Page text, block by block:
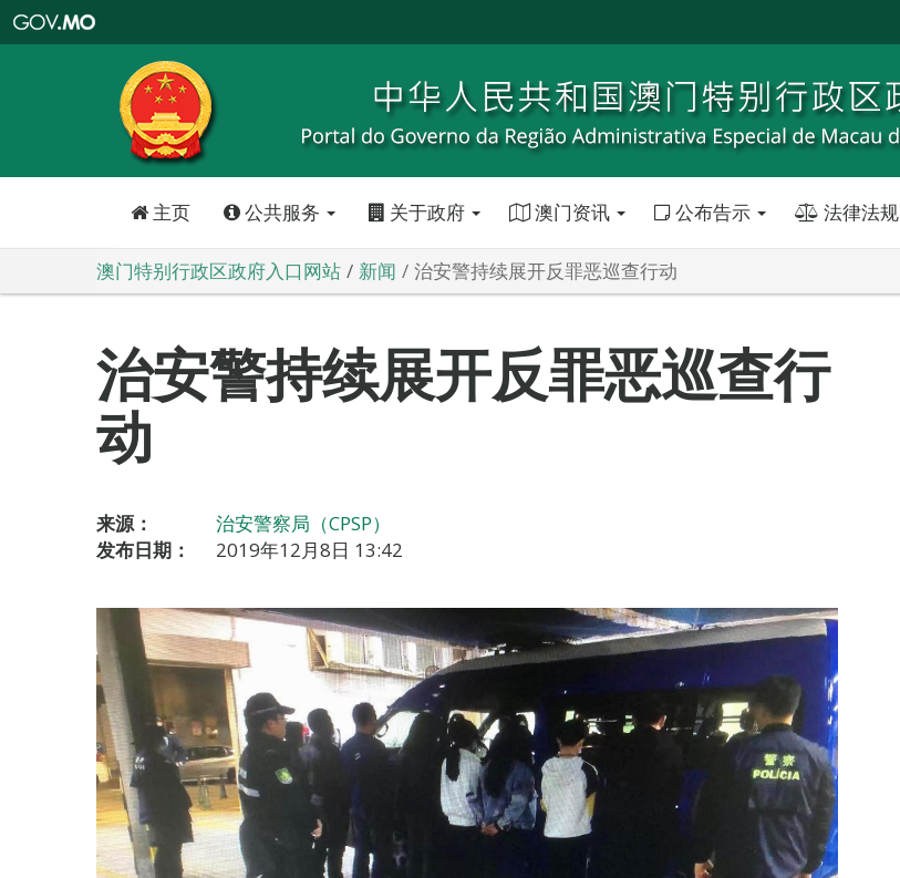
特
政
区
政
口
主页 公共服务 关于政府 澳门资讯 公布告示 法律法规
澳门特别行政区政府入口网站 新闻 治安警持续展开反罪恶巡查行动
治安警持续展开反罪恶巡查行
动
来源：
治安警察局（CPSP）
发布日期：
2019年12月8日 13:42